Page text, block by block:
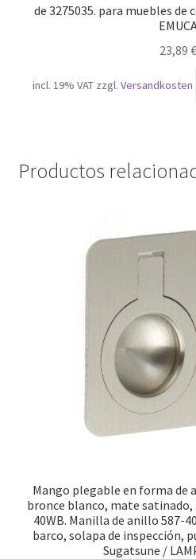
de 3275035. para muebles de
23,89 €
incl. 19% VAT zzgl.Versandkosten
Productos
Mango plegable en forma de
bronce blanco, mate satinado,
40WB. Manilla de anillo 587-
barco, solapa de inspección,
Sugatsune /